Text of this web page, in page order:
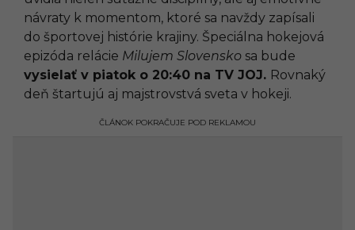
návraty k momentom, ktoré sa navždy zapísali
do športovej histórie krajiny. Špeciálna hokejová
epizóda relácie Milujem Slovensko sa bude
vysielať v piatok o 20:40 na TV JOJ. Rovnaký
deň štartujú aj majstrovstvá sveta v hokeji.
ČLÁNOK POKRAČUJE POD REKLAMOU